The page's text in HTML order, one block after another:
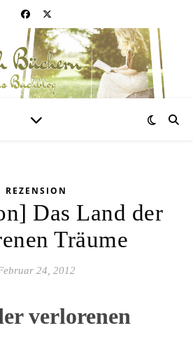
REZENSION
Das Land der
Träume
24, 2012
verlorenen